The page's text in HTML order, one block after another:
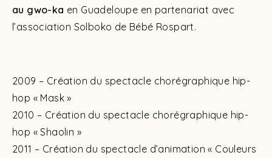
au gwo-ka en Guadeloupe en partenariat avec
l’association Solboko de Bébé Rospart.
2009 – Création du spectacle chorégraphique hip-
hop « Mask »
2010 – Création du spectacle chorégraphique hip-
hop « Shaolin »
2011 – Création du spectacle d’animation « Couleurs